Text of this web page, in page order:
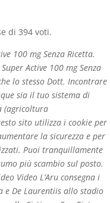
100
di 394voti.
100 mg Senza Ricetta.
Active 100 mg Senza
lo stesso Dott. Incontrare
sia il tuo sistema di
(agricoltura
sito utilizza i cookie per
la sicurezza e per
Puoi tranquillamente
più scambio sul posto.
Video L’Aru consegna i
e De Laurentiis allo stadio